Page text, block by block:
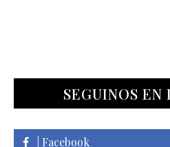
SEGUINOS EN
| Facebook